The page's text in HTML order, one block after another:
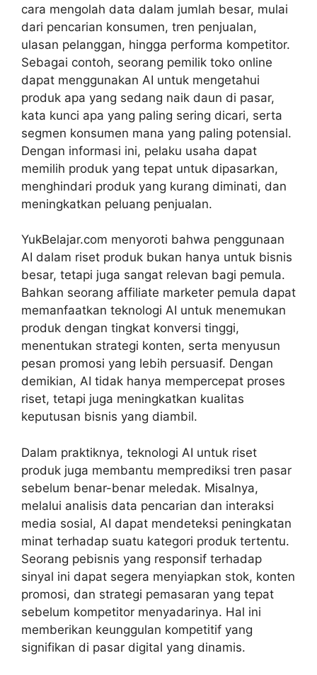
cara mengolah data dalam jumlah besar, mulai
dari pencarian konsumen, tren penjualan,
ulasan pelanggan, hingga performa kompetitor.
Sebagai contoh, seorang pemilik toko online
dapat menggunakan AI untuk mengetahui
produk apa yang sedang naik daun di pasar,
kata kunci apa yang paling sering dicari, serta
segmen konsumen mana yang paling potensial.
Dengan informasi ini, pelaku usaha dapat
memilih produk yang tepat untuk dipasarkan,
menghindari produk yang kurang diminati, dan
meningkatkan peluang penjualan.
YukBelajar.com menyoroti bahwa penggunaan
AI dalam riset produk bukan hanya untuk bisnis
besar, tetapi juga sangat relevan bagi pemula.
Bahkan seorang affiliate marketer pemula dapat
memanfaatkan teknologi AI untuk menemukan
produk dengan tingkat konversi tinggi,
menentukan strategi konten, serta menyusun
pesan promosi yang lebih persuasif. Dengan
demikian, AI tidak hanya mempercepat proses
riset, tetapi juga meningkatkan kualitas
keputusan bisnis yang diambil.
Dalam praktiknya, teknologi AI untuk riset
produk juga membantu memprediksi tren pasar
sebelum benar-benar meledak. Misalnya,
melalui analisis data pencarian dan interaksi
media sosial, AI dapat mendeteksi peningkatan
minat terhadap suatu kategori produk tertentu.
Seorang pebisnis yang responsif terhadap
sinyal ini dapat segera menyiapkan stok, konten
promosi, dan strategi pemasaran yang tepat
sebelum kompetitor menyadarinya. Hal ini
memberikan keunggulan kompetitif yang
signifikan di pasar digital yang dinamis.